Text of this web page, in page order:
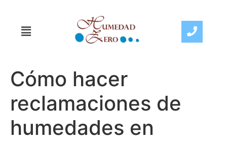
Cómo hacer
reclamaciones de
humedades en